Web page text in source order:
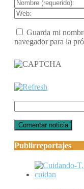
Guarda mi
navegador para la
Publirreportajes